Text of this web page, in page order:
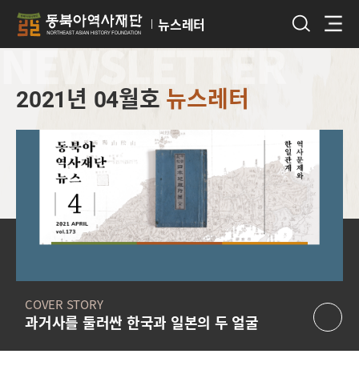
뉴스레터
NEWSLETTER
2021년 04월호 뉴스레터
COVER STORY
과거사를 둘러싼 한국과 일본의 두 얼굴